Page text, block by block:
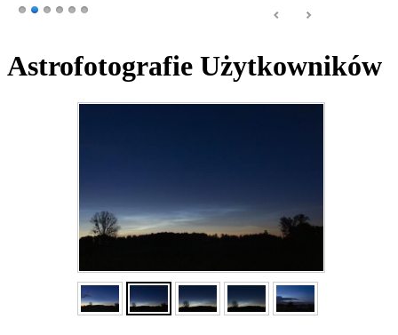
Astrofotografie Użytkowników